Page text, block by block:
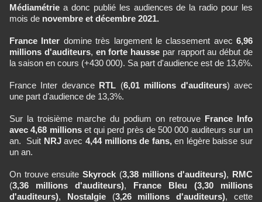
Médiamétrie a donc publié les audiences de la radio pour les
mois de novembre et décembre 2021.
France Inter domine très largement le classement avec 6,96
millions d'auditeurs, en forte hausse par rapport au début de
la saison en cours (+430 000). Sa part d'audience est de 13,6%.
France Inter devance RTL (6,01 millions d'auditeurs) avec
une part d'audience de 13,3%.
Sur la troisième marche du podium on retrouve France Info
avec 4,68 millions et qui perd près de 500 000 auditeurs sur un
an.
Suit NRJavec 4,44 millions de fans,en légère baisse sur
un an.
On trouve ensuite Skyrock (3,38 millions d'auditeurs), RMC
(3,36 millions d'auditeurs), France Bleu
(3,30 millions
d'auditeurs), Nostalgie(3,26 millions d'auditeurs), cette